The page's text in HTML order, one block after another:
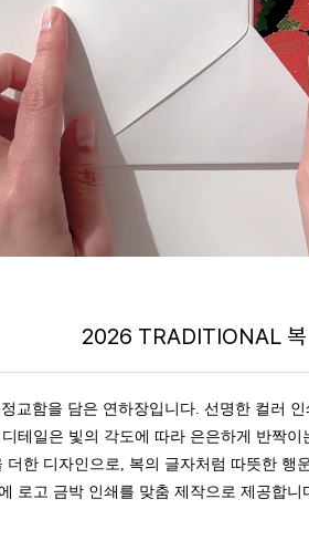
2026 TRADITIONAL 복
교함을 담은 연하장입니다. 선명한 컬러
테일은 빛의 각도에 따라 은은하게 반짝
더한 디자인으로, 복의 글자처럼 따뜻한 행
로고 금박 인쇄를 맞춤 제작으로 제공합니